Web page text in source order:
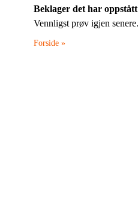
Beklager det har
Vennligst prøv igjen senere.
Forside »